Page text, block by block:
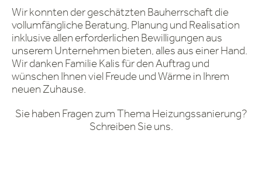
Wir konnten der geschätzten Bauherrschaft die
vollumfängliche Beratung, Planung und Realisation
inklusive allen erforderlichen Bewilligungen aus
unserem Unternehmen bieten, alles aus einer Hand.
Wir danken Familie Kalis für den Auftrag und
wünschen Ihnen viel Freude und Wärme in Ihrem
neuen Zuhause.
Sie haben Fragen zum Thema Heizungssanierung?
Schreiben Sie uns.